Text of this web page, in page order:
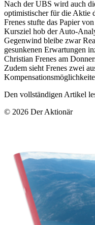
Nach der UBS wird auch
optimistischer für die Aktie
Frenes stufte das Papier
Kursziel hob der Auto-
Gegenwind bleibe zwar
gesunkenen Erwartungen
Christian Frenes am
Zudem sieht Frenes zwei
Den vollständigen Artikel
© 2026 Der Aktionär